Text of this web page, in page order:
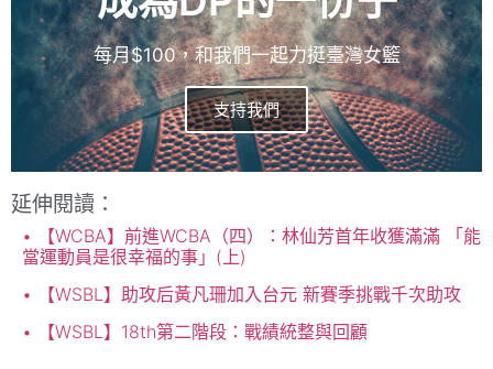
每月$100，和我們一起力挺臺灣女籃
支持我們
延伸閱讀：
【WCBA】前進WCBA（四）：林仙芳首年收獲滿滿 「能
當運動員是很幸福的事」(上)
【WSBL】助攻后黃凡珊加入台元 新賽季挑戰千次助攻
【WSBL】18th第二階段：戰績統整與回顧